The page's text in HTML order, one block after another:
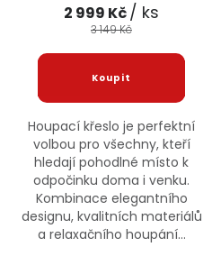
2 999 Kč/ ks
3 149 Kč
Houpací křeslo je perfektní
volbou pro všechny, kteří
hledají pohodlné místo k
odpočinku doma i venku.
Kombinace elegantního
designu, kvalitních materiálů
a relaxačního houpání...